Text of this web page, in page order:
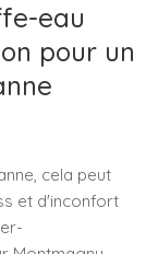
eau
pour un
cela peut
et d'inconfort